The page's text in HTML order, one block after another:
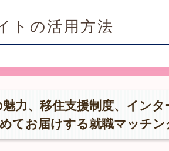
トの活用方法
力、移住支援制度、イン
てお届けする就職マッチ